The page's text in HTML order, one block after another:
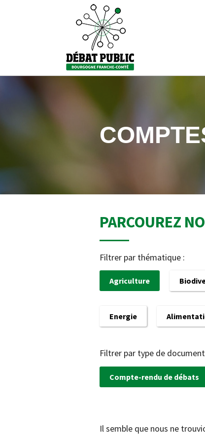
PARCOUREZ
Filtrer par thématique :
Agriculture
Energie
Filtrer par type de
Compte-rendu de débats
Il semble que nous ne